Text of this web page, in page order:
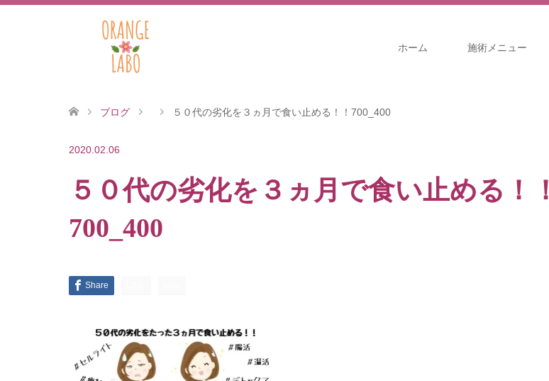
ホーム 施術メニュー
ブログ ５０代の劣化を３ヵ月で食い止める！！700_400
2020.02.06
５０代の劣化を３ヵ月で食い止める！！
700_400
Share